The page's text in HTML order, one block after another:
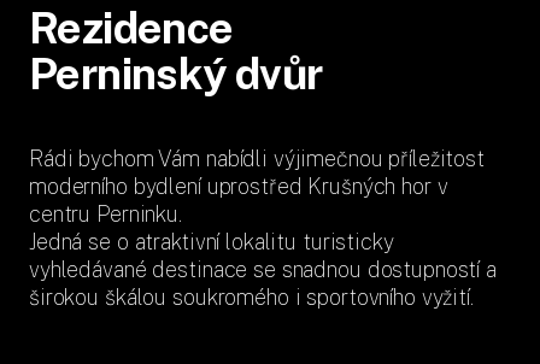
Rezidence
Perninský dvůr
Rádi bychom Vám nabídli výjimečnou příležitost
moderního bydlení uprostřed Krušných hor v
centru Perninku.
Jedná se o atraktivní lokalitu turisticky
vyhledávané destinace se snadnou dostupností a
širokou škálou soukromého i sportovního vyžití.